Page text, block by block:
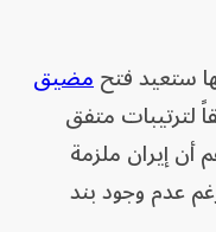
ستعيد فتحمضيق
لترتيبات متفق
إيران ملزمة
عدم وجود بند